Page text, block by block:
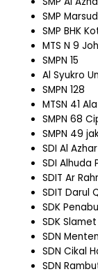
SMP
SMP BHK
MTS N 9
SMPN 15
Al Syukro
SMPN 128
MTSN 41
SMPN 68
SMPN 49
SDI Al
SDI Alhuda
SDIT Ar
SDIT Darul
SDK
SDK
SDN
SDN Cikal
SDN